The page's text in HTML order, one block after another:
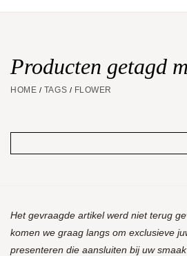
Huwelijk
Aanbiedingen
Producten getagd
HOME / TAGS / FLOWER
Het gevraagde artikel werd niet terug
komen we graag langs om exclusieve
presenteren die aansluiten bij uw